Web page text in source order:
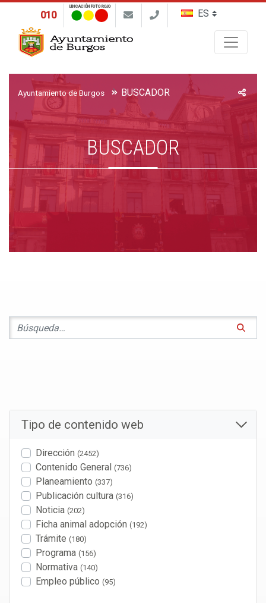
010
UBICACIÓN FOTO ROJO
Ayuntamiento de Burgos BUSCADOR
BUSCADOR
Tipo de contenido web
Dirección (2452)
Contenido General (736)
Planeamiento (337)
Publicación cultura (316)
Noticia (202)
Ficha animal adopción (192)
Trámite (180)
Programa (156)
Normativa (140)
Empleo público (95)